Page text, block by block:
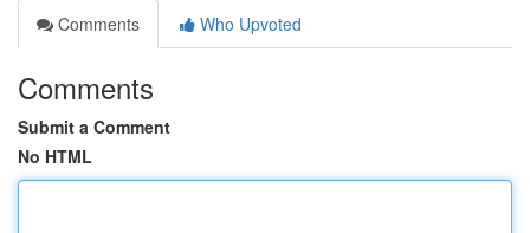
Comments
Who Upvoted
Comments
Submit a Comment
No HTML